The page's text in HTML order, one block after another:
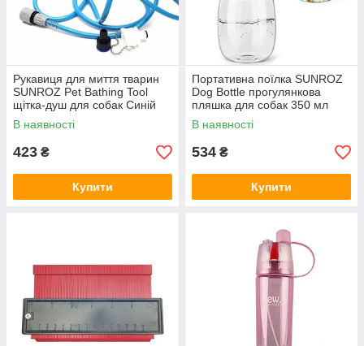
Рукавиця для миття тварин
SUNROZ Pet Bathing Tool
щітка-душ для собак Синій
(1503)
В наявності
423 ₴
Купити
Портативна поїлка SUNROZ
Dog Bottle прогулянкова
пляшка для собак 350 мл
Блакитна
В наявності
534 ₴
Купити